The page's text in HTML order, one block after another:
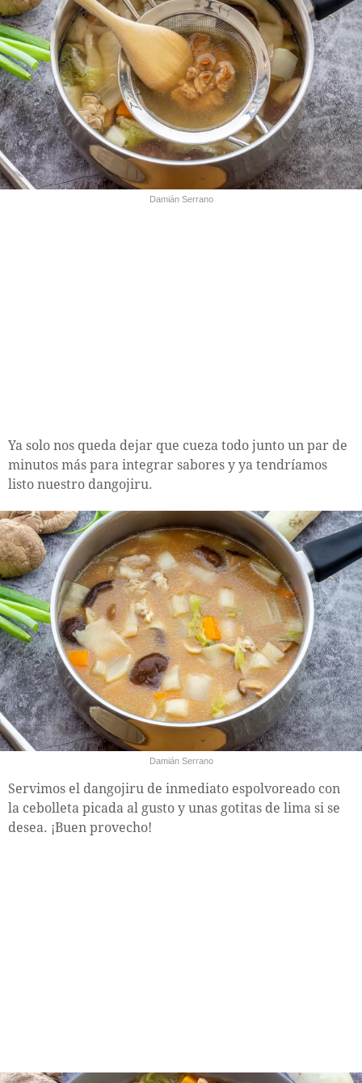
Damián Serrano
Ya solo nos queda dejar que cueza todo junto un par de
minutos más para integrar sabores y ya tendríamos
listo nuestro dangojiru.
Damián Serrano
Servimos el dangojiru de inmediato espolvoreado con
la cebolleta picada al gusto y unas gotitas de lima si se
desea. ¡Buen provecho!